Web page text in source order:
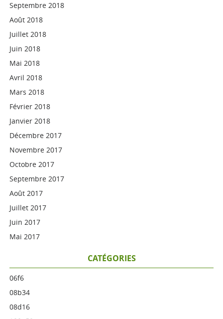
Septembre 2018
Août 2018
Juillet 2018
Juin 2018
Mai 2018
Avril 2018
Mars 2018
Février 2018
Janvier 2018
Décembre 2017
Novembre 2017
Octobre 2017
Septembre 2017
Août 2017
Juillet 2017
Juin 2017
Mai 2017
CATÉGORIES
06f6
08b34
08d16